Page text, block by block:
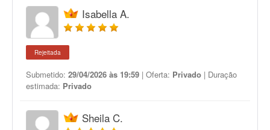
Isabella A.
Rejeitada
Submetido: 29/04/2026 às 19:59 | Oferta: Privado | Duração
estimada: Privado
Sheila C.